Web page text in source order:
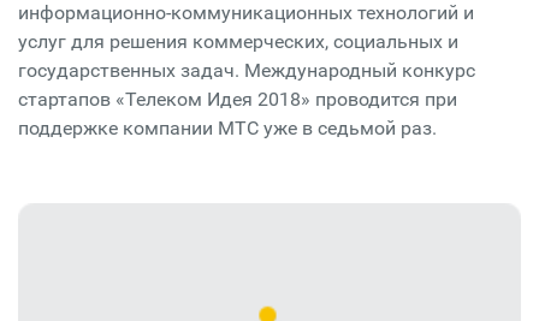
информационно-коммуникационных технологий и
услуг для решения коммерческих, социальных и
государственных задач. Международный конкурс
стартапов «Телеком Идея 2018» проводится при
поддержке компании МТС уже в седьмой раз.